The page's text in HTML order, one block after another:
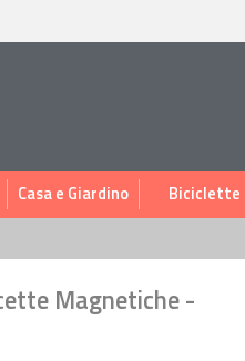
Casa e Giardino Biciclette
Magnetiche -